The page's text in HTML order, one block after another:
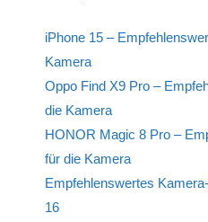
iPhone 15 –
Kamera
Oppo Find X9 Pro –
die Kamera
HONOR Magic 8 Pro –
für die Kamera
Empfehlenswertes
16